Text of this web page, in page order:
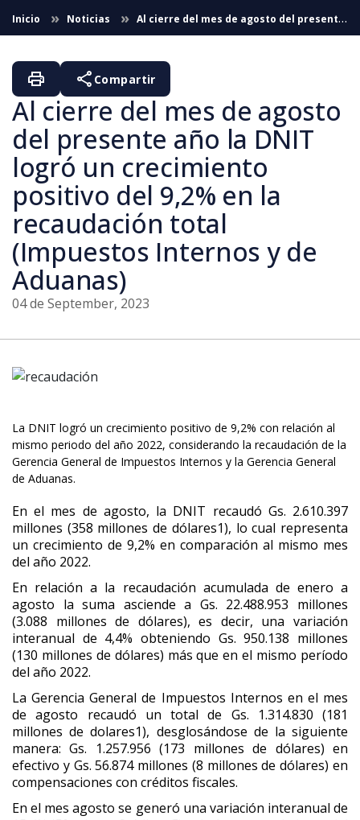
Skip to Main Content
Inicio Noticias
Al cierre del mes de agosto del presente
año la DNIT logró un crecimiento positivo del 9,2% en la
Al cierre del mes de agosto
del presente año la DNIT
logró un crecimiento
positivo del 9,2% en la
recaudación total
(Impuestos Internos y de
Aduanas)
04 de September, 2023
print share Compartir
La DNIT logró un crecimiento positivo de 9,2% con relación al
mismo periodo del año 2022, considerando la recaudación de la
Gerencia General de Impuestos Internos y la Gerencia General
de Aduanas.
En el mes de agosto, la DNIT recaudó Gs. 2.610.397
millones (358 millones de dólares1), lo cual representa
un crecimiento de 9,2% en comparación al mismo mes
del año 2022.
En relación a la recaudación acumulada de enero a
agosto la suma asciende a Gs. 22.488.953 millones
(3.088 millones de dólares), es decir, una variación
interanual de 4,4% obteniendo Gs. 950.138 millones
(130 millones de dólares) más que en el mismo período
del año 2022.
La Gerencia General de Impuestos Internos en el mes
de agosto recaudó un total de Gs. 1.314.830 (181
millones de dolares1), desglosándose de la siguiente
manera: Gs. 1.257.956 (173 millones de dólares) en
efectivo y Gs. 56.874 millones (8 millones de dólares) en
compensaciones con créditos fiscales.
En el mes agosto se generó una variación interanual de